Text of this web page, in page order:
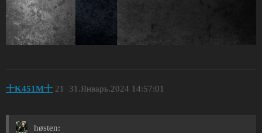
十K451M十 31.Январь.2024 14:57:01
21
høsten: